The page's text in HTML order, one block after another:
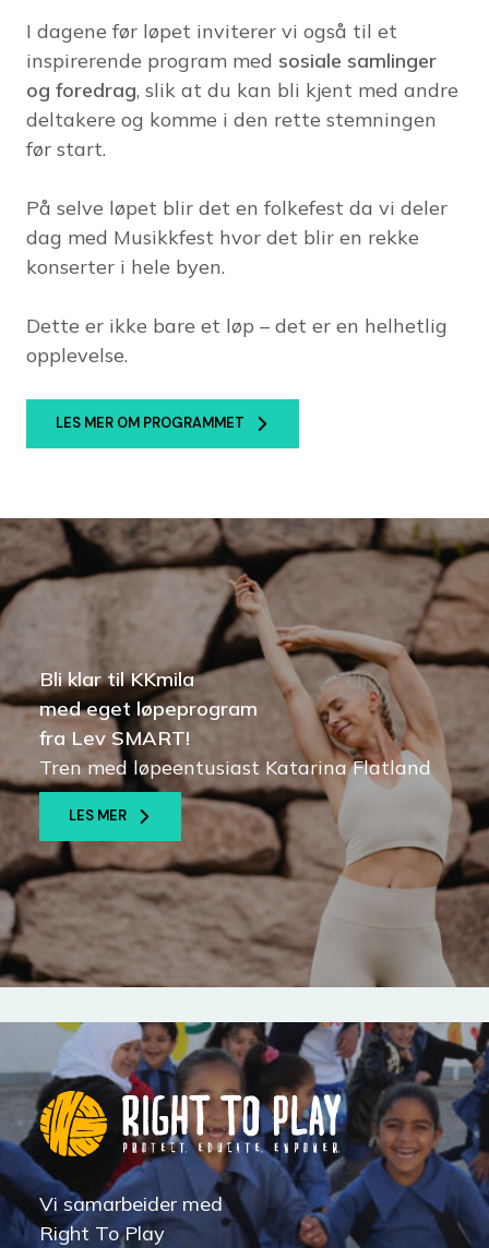
I dagene før løpet inviterer vi også til et
inspirerende program med sosiale samlinger
og foredrag, slik at du kan bli kjent med andre
deltakere og komme i den rette stemningen
før start.
På selve løpet blir det en folkefest da vi deler
dag med Musikkfest hvor det blir en rekke
konserter i hele byen.
Dette er ikke bare et løp – det er en helhetlig
opplevelse.
LES MER OM PROGRAMMET
Bli klar til KKmila
med eget løpeprogram
fra Lev SMART!
Tren med løpeentusiast Katarina Flatland
LES MER
Vi samarbeider med
Right To Play